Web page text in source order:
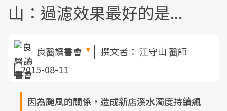
山：過濾效果最好的是...
良醫讀書會 撰文者： 江守山 醫師
2015-08-11
因為颱風的關係，造成新店溪水濁度持續飆